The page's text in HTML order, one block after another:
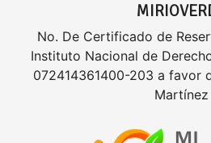
No. De Certificado de
Instituto Nacional de
072414361400-203 a favor
Martínez